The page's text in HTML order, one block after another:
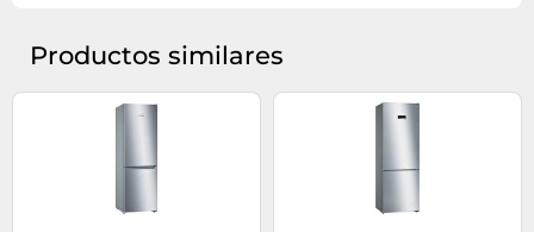
Productos similares